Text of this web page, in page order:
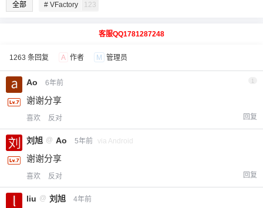
全部 # VFactory 123
客服QQ1781287248
1263 条回复 A 作者 M 管理员
Ao 6年前 1
谢谢分享
喜欢 反对 回复
刘旭 @ Ao 5年前 via Android
谢谢分享
喜欢 反对 回复
liu @ 刘旭 4年前